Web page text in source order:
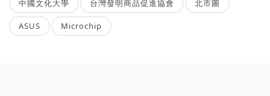
中國文化大學 台灣發明商品促進協會 北市圖
ASUS Microchip